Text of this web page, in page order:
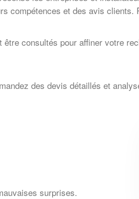
compétences et des avis clients.
être consultés pour affiner votre
des devis détaillés et
surprises.